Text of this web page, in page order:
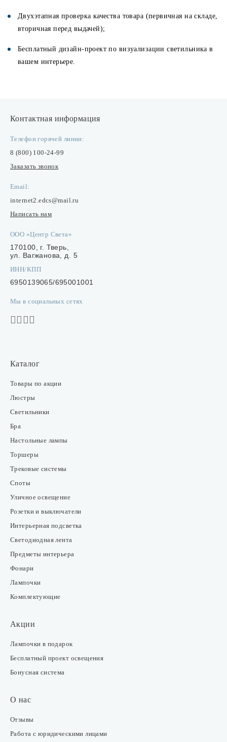
Двухэтапная проверка качества товара (первичная на складе,
вторичная перед выдачей);
Бесплатный дизайн-проект по визуализации светильника в
вашем интерьере.
Контактная информация
Телефон горячей линии:
8 (800) 100-24-99
Заказать звонок
Email:
internet2.edcs@mail.ru
Написать нам
ООО «Центр Света»
170100, г. Тверь,
ул. Вагжанова, д. 5
ИНН/КПП
6950139065/695001001
Мы в социальных сетях
Каталог
Товары по акции
Люстры
Светильники
Бра
Настольные лампы
Торшеры
Трековые системы
Споты
Уличное освещение
Розетки и выключатели
Интерьерная подсветка
Светодиодная лента
Предметы интерьера
Фонари
Лампочки
Комплектующие
Акции
Лампочки в подарок
Бесплатный проект освещения
Бонусная система
О нас
Отзывы
Работа с юридическими лицами